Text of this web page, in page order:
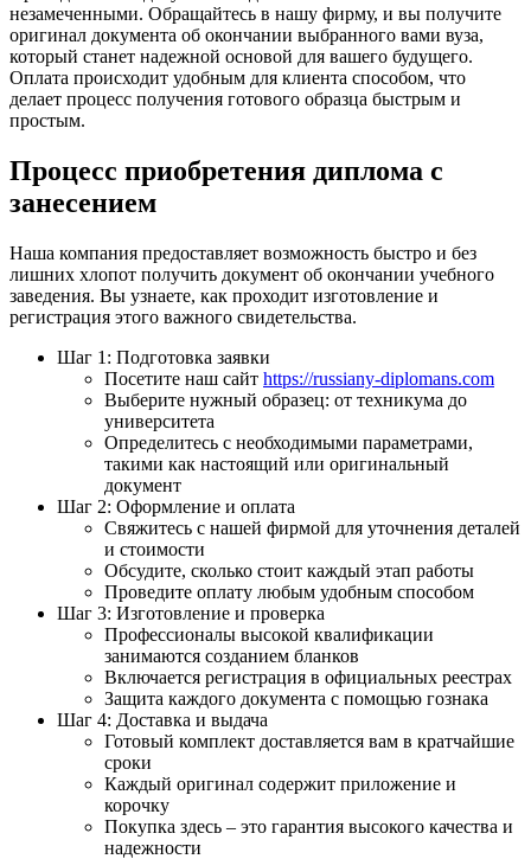
незамеченными. Обращайтесь в нашу фирму, и вы получите
оригинал документа об окончании выбранного вами вуза,
который станет надежной основой для вашего будущего.
Оплата происходит удобным для клиента способом, что
делает процесс получения готового образца быстрым и
простым.
Процесс приобретения диплома с
занесением
Наша компания предоставляет возможность быстро и без
лишних хлопот получить документ об окончании учебного
заведения. Вы узнаете, как проходит изготовление и
регистрация этого важного свидетельства.
Шаг 1: Подготовка заявки
Посетите наш сайт https://russiany-diplomans.com
Выберите нужный образец: от техникума до
университета
Определитесь с необходимыми параметрами,
такими как настоящий или оригинальный
документ
Шаг 2: Оформление и оплата
Свяжитесь с нашей фирмой для уточнения деталей
и стоимости
Обсудите, сколько стоит каждый этап работы
Проведите оплату любым удобным способом
Шаг 3: Изготовление и проверка
Профессионалы высокой квалификации
занимаются созданием бланков
Включается регистрация в официальных реестрах
Защита каждого документа с помощью гознака
Шаг 4: Доставка и выдача
Готовый комплект доставляется вам в кратчайшие
сроки
Каждый оригинал содержит приложение и
корочку
Покупка здесь – это гарантия высокого качества и
надежности